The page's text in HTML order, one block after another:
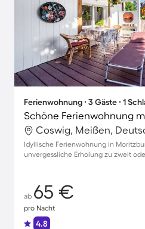
Ferienwohnung ∙ 3 Gäste ∙ 1
Coswig, Meißen,
Idyllische Ferienwohnung in
unvergessliche Erholung zu zweit
ab 65 €
pro Nacht
4.8